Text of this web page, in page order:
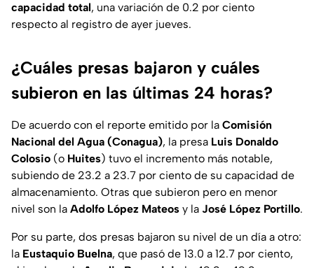
capacidad total, una variación de 0.2 por ciento
respecto al registro de ayer jueves.
¿Cuáles presas bajaron y cuáles
subieron en las últimas 24 horas?
De acuerdo con el reporte emitido por la Comisión
Nacional del Agua (Conagua), la presa Luis Donaldo
Colosio (o Huites) tuvo el incremento más notable,
subiendo de 23.2 a 23.7 por ciento de su capacidad de
almacenamiento. Otras que subieron pero en menor
nivel son la Adolfo López Mateos y la José López Portillo.
Por su parte, dos presas bajaron su nivel de un día a otro:
la Eustaquio Buelna, que pasó de 13.0 a 12.7 por ciento,